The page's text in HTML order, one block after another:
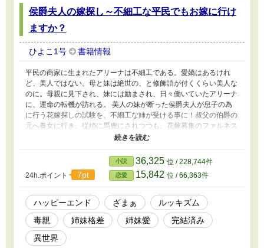
侯爵夫人の嫁探し～不細工な平民でもお嫁に行け
ますか？
ひよこ1号 書籍情報
平民の商家に生まれたアリーナは不細工である。愛嬌はあるけれ
ど、美人ではない。母と妹は絶世の、と修飾語が付くくらい美人な
のに。母親に見下され、妹には励まされ、日々働いていたアリーナ
に、運命の転機が訪れる。 美人の妹が断った侯爵夫人が息子の為
に行う花嫁探しの試験を、不細工な姉が受ける事に！叔父の伯爵の
元へ養女に行き、従姉に馬鹿にされつつも、花嫁募集のファルネス
侯爵家へ……勿論そこには、美人な恋敵達がうようよ。不細工なの
て、使用人でよくない？とポジティブに生きる残念ヒロインが幸せ
になるまで。 ※４０話で完結です（終了まで毎日更新）
24h.ポイント
7pt
小説 36,325 位 / 228,744件
恋愛 15,842 位 / 66,363件
ハッピーエンド ざまぁ
ルッキズム
毒親
姉妹格差 姉妹愛
完結済み
異世界